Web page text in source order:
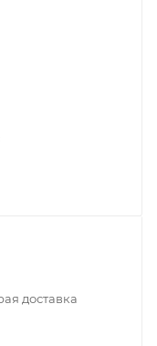
доставка